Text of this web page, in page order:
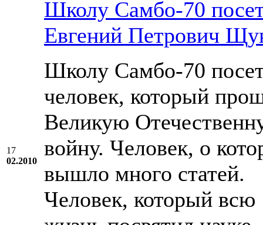
17
02.2010
Школу Cамбо-70
Евгений Петрович
Школу Cамбо-70
человек, который
Великую
войну. Человек, о
вышло много статей.
Человек, который всю